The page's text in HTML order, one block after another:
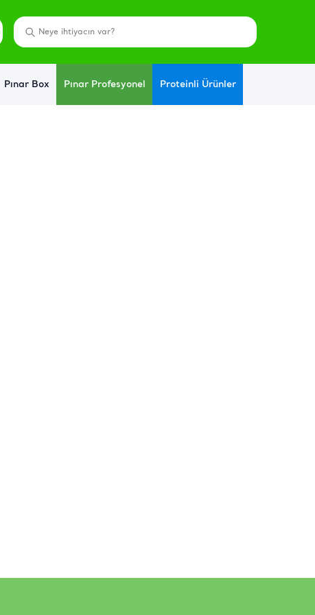
Pınar Box Pınar Profesyonel Proteinli Ürünler